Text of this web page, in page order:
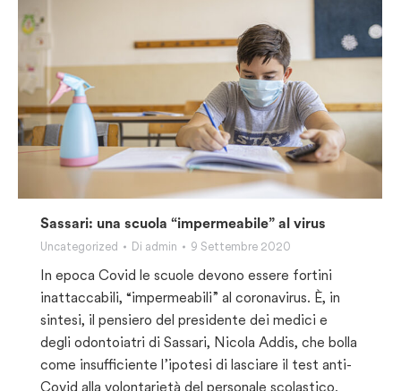
Sassari: una scuola “impermeabile” al virus
Uncategorized Di admin 9 Settembre 2020
In epoca Covid le scuole devono essere fortini
inattaccabili, “impermeabili” al coronavirus. È, in
sintesi, il pensiero del presidente dei medici e
degli odontoiatri di Sassari, Nicola Addis, che bolla
come insufficiente l’ipotesi di lasciare il test anti-
Covid alla volontarietà del personale scolastico.